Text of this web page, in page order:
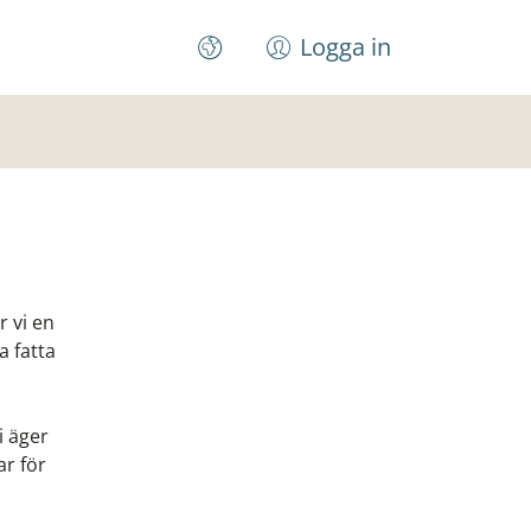
Logga in
vi en
fatta
äger
för